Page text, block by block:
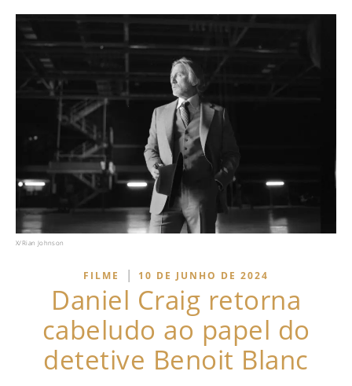
X/Rian Johnson
FILME | 10 DE JUNHO DE 2024
Daniel Craig retorna
cabeludo ao papel do
detetive Benoit Blanc